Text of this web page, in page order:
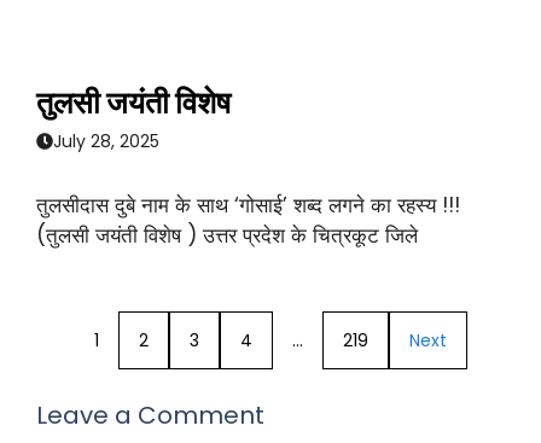
तुलसी जयंती विशेष
July 28, 2025
तुलसीदास दुबे नाम के साथ ‘गोसाई’ शब्द लगने का रहस्य !!!
(तुलसी जयंती विशेष ) उत्तर प्रदेश के चित्रकूट जिले
1 2 3 4 … 219 Next
Leave a Comment